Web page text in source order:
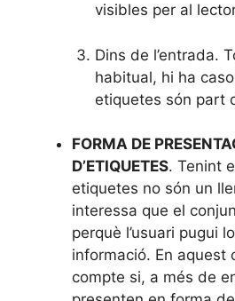
visibles per al
Dins de l’entrada.
habitual, hi ha
etiquetes són part
FORMA DE
D’ETIQUETES. Tenint
etiquetes no són un
interessa que el
perquè l’usuari pugui
informació. En aquest
compte si, a més de